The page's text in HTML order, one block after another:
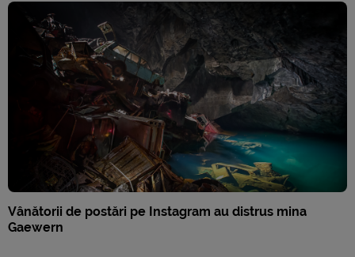
Vânătorii de postări pe Instagram au distrus mina
Gaewern